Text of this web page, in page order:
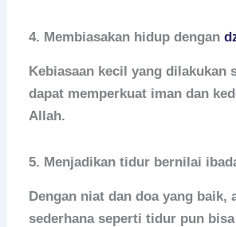
4. Membiasakan hidup dengan
Kebiasaan kecil yang dilakukan
dapat memperkuat iman dan
Allah.
5. Menjadikan tidur bernilai
Dengan niat dan doa yang baik,
sederhana seperti tidur pun